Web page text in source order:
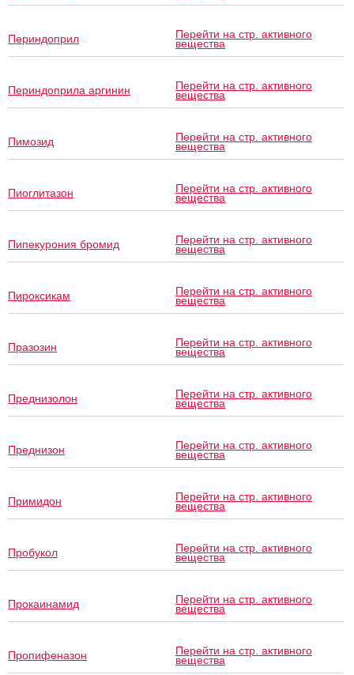
Периндоприл Перейти на стр. активного
вещества
Периндоприла аргинин Перейти на стр. активного
вещества
Пимозид Перейти на стр. активного
вещества
Пиоглитазон Перейти на стр. активного
вещества
Пипекурония бромид Перейти на стр. активного
вещества
Пироксикам Перейти на стр. активного
вещества
Празозин Перейти на стр. активного
вещества
Преднизолон Перейти на стр. активного
вещества
Преднизон Перейти на стр. активного
вещества
Примидон Перейти на стр. активного
вещества
Пробукол Перейти на стр. активного
вещества
Прокаинамид Перейти на стр. активного
вещества
Пропифеназон Перейти на стр. активного
вещества